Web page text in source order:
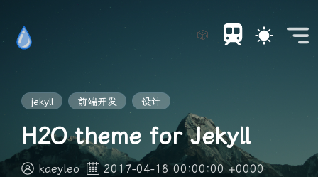
🎲
jekyll 前端开发 设计
H2O theme for Jekyll
kaeyleo
2017-04-18 00:00:00 +0000